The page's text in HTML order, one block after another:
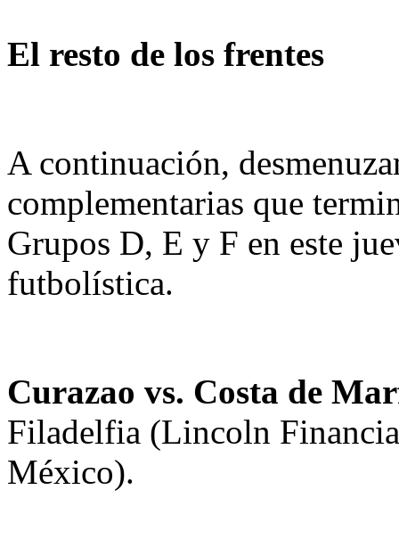
El resto de los frentes
A continuación,
complementarias que
Grupos D, E y F en este
futbolística.
Curazao vs. Costa de
Filadelfia (Lincoln
México).